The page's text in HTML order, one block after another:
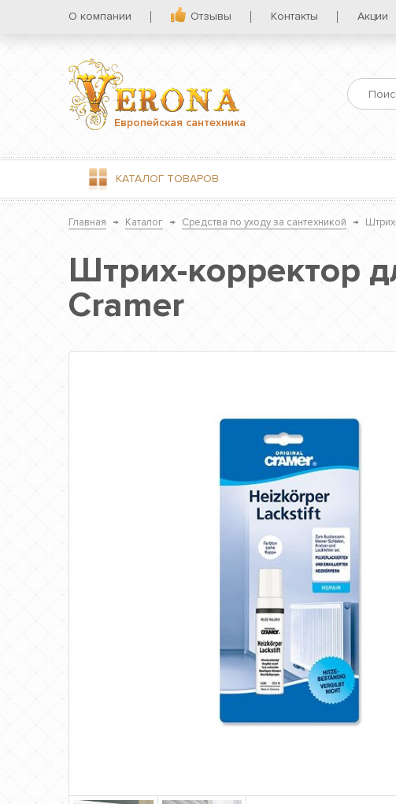
О компании Отзывы Контакты Акции
Европейская сантехника
КАТАЛОГ ТОВАРОВ
Главная → Каталог → Средства по уходу за сантехникой →
Штрих-корректор
Cramer